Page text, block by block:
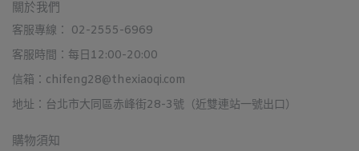
關於我們
客服專線： 02-2555-6969
客服時間：每日12:00-20:00
信箱：chifeng28@thexiaoqi.com
地址：台北市大同區赤峰街28-3號（近雙連站一號出口）
購物須知